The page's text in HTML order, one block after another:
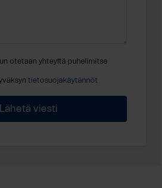
otetaan yhteyttä puhelimitse
tietosuojakäytännöt